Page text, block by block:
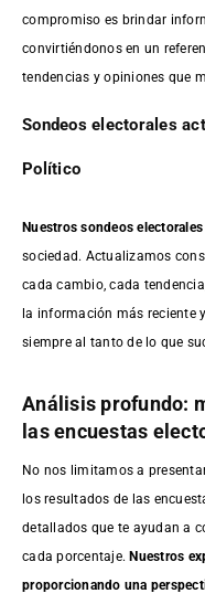
compromiso es brindar
convirtiéndonos en un
tendencias y opiniones que
Sondeos electorales
Político
Nuestros sondeos
sociedad. Actualizamos
cada cambio, cada
la información más reciente
siempre al tanto de lo que
Análisis profundo:
las encuestas
No nos limitamos a
los resultados de las
detallados que te ayudan a
cada porcentaje.Nuestros
proporcionando una